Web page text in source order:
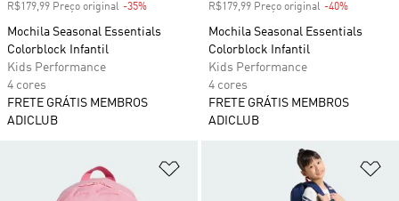
R$179,99 Preço original -35%
Mochila Seasonal Essentials
Colorblock Infantil
Kids Performance
4 cores
FRETE GRÁTIS MEMBROS
ADICLUB
R$179,99 Preço original -40%
Mochila Seasonal Essentials
Colorblock Infantil
Kids Performance
4 cores
FRETE GRÁTIS MEMBROS
ADICLUB
Adicionar à Lista de Desejos